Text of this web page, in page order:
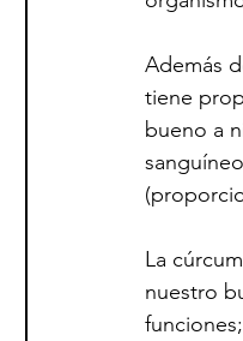
Además
tiene
bueno a
La
nuestro